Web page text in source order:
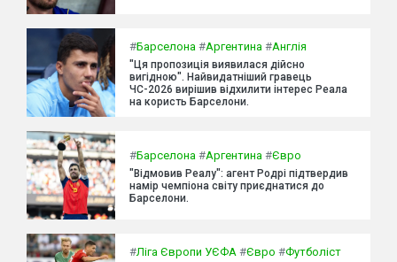
#Барселона #Аргентина #Англія
"Ця пропозиція виявилася дійсно
вигідною". Найвидатніший гравець
ЧС-2026 вирішив відхилити інтерес Реала
на користь Барселони.
#Барселона #Аргентина #Євро
"Відмовив Реалу": агент Родрі підтвердив
намір чемпіона світу приєднатися до
Барселони.
#Ліга Європи УЄФА #Євро #Футболіст